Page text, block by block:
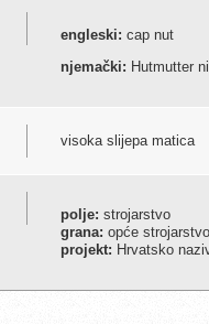
engleski: cap nut
njemački: Hutmutter
visoka slijepa matica
polje: strojarstvo
grana: opće
projekt: Hrvatsko